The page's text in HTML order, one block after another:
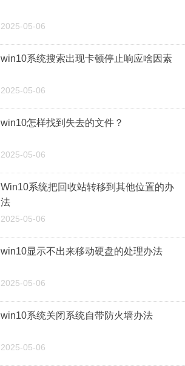
2025-05-06
win10系统搜索出现卡顿停止响应啥因素
2025-05-06
win10怎样找到失去的文件？
2025-05-06
Win10系统把回收站转移到其他位置的办
法
2025-05-06
win10显示不出来移动硬盘的处理办法
2025-05-06
win10系统关闭系统自带防火墙办法
2025-05-06